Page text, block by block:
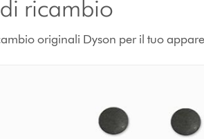
ricambio
originali Dyson per il tuo